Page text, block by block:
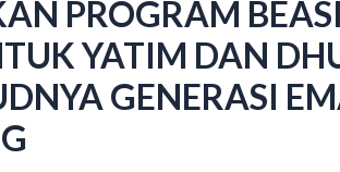
PROGRAM
YATIM DAN
GENERASI